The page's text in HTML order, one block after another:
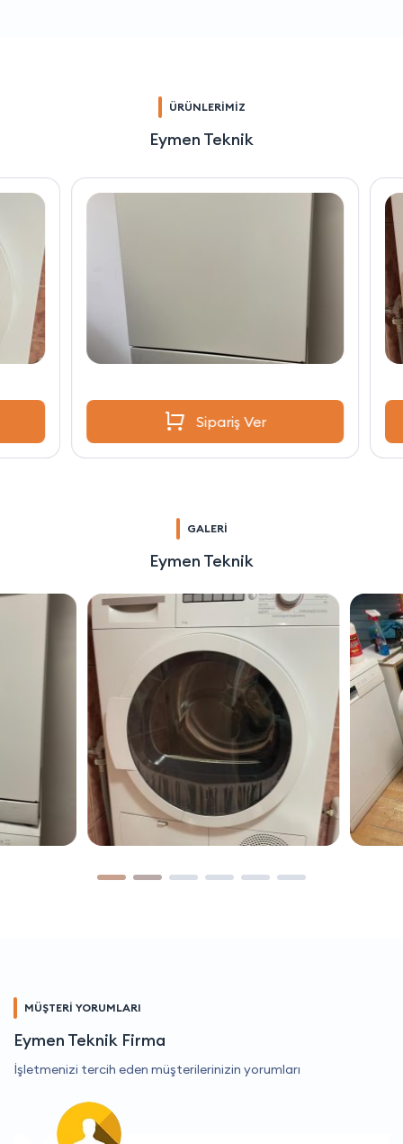
ÜRÜNLERİMİZ
Eymen Teknik
Sipariş Ver
GALERİ
Eymen Teknik
MÜŞTERİ YORUMLARI
Eymen Teknik Firma
İşletmenizi tercih eden müşterilerinizin yorumları